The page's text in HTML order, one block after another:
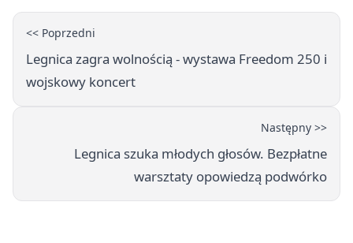
<< Poprzedni
Legnica zagra wolnością - wystawa Freedom 250 i
wojskowy koncert
Następny >>
Legnica szuka młodych głosów. Bezpłatne
warsztaty opowiedzą podwórko